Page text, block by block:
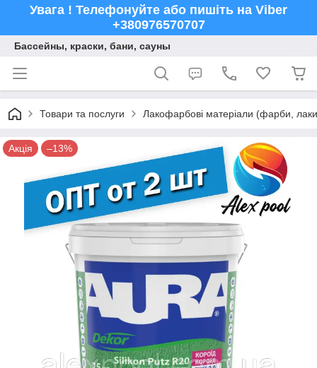
Увага ! Телефонуйте або пишіть на Viber
+380976570707
Бассейны, краски, бани, сауны
Товари та послуги Лакофарбові матеріали (фарби,
Акція –13%